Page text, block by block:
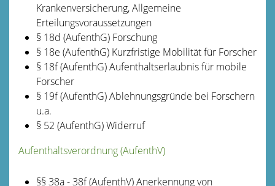
Krankenversicherung, Allgemeine
Erteilungsvoraussetzungen
§ 18d (AufenthG) Forschung
§ 18e (AufenthG) Kurzfristige Mobilität für Forscher
§ 18f (AufenthG) Aufenthaltserlaubnis für mobile
Forscher
§ 19f (AufenthG) Ablehnungsgründe bei Forschern
u.a.
§ 52 (AufenthG)Widerruf
Aufenthaltsverordnung (AufenthV)
§§ 38a - 38f (AufenthV) Anerkennung von